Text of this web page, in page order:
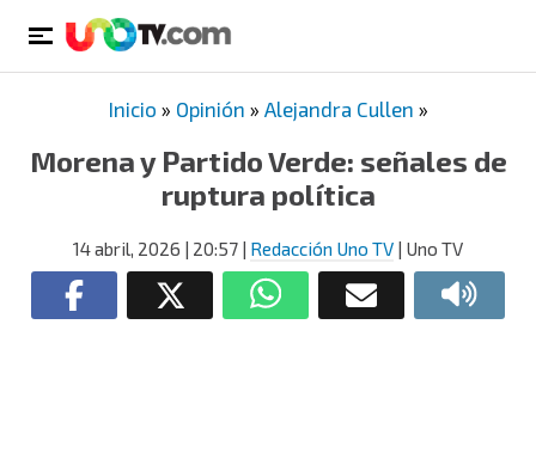
Inicio » Opinión » Alejandra Cullen »
Morena y Partido Verde: señales de
ruptura política
14 abril, 2026 | 20:57 | Redacción Uno TV | Uno TV